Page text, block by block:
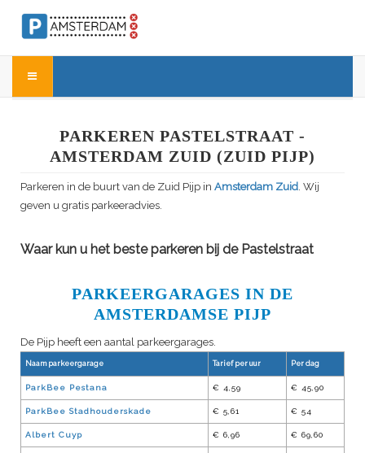
PARKEREN PASTELSTRAAT -
AMSTERDAM ZUID (ZUID PIJP)
Parkeren in de buurt van de Zuid Pijp in Amsterdam Zuid. Wij
geven u gratis parkeeradvies.
Waar kun u het beste parkeren bij de Pastelstraat
PARKEERGARAGES IN DE
AMSTERDAMSE PIJP
De Pijp heeft een aantal parkeergarages.
Naam parkeergarage Tarief per uur Per dag
ParkBee Pestana € 4,59 € 45,90
ParkBee Stadhouderskade € 5,61 € 54
Albert Cuyp € 6,96 € 69,60